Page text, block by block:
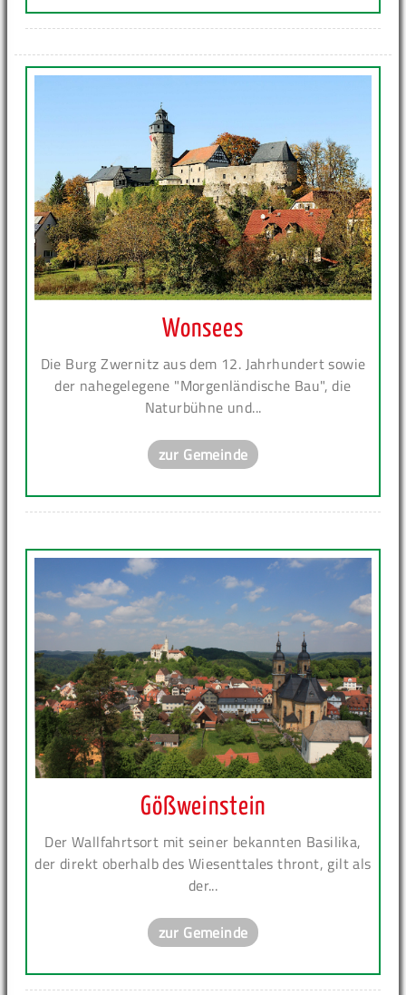
Wonsees
Die Burg Zwernitz aus dem 12. Jahrhundert sowie
der nahegelegene "Morgenländische Bau", die
Naturbühne und...
zur Gemeinde
Gößweinstein
Der Wallfahrtsort mit seiner bekannten Basilika,
der direkt oberhalb des Wiesenttales thront, gilt als
der...
zur Gemeinde